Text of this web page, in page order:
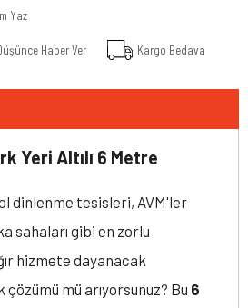
Yaz
Haber Ver Kargo Bedava
Yeri Altılı 6 Metre
dinlenme tesisleri, AVM'ler
sahaları gibi en zorlu
hizmete dayanacak
mü arıyorsunuz? Bu 6